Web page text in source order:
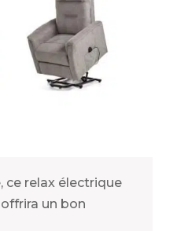
ce relax électrique
un bon